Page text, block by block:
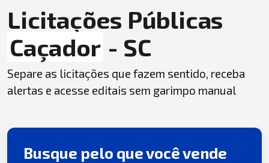
Licitações Públicas
Caçador - SC
Separe as licitações que fazem sentido, receba
alertas e acesse editais sem garimpo manual
Busque pelo que você vende